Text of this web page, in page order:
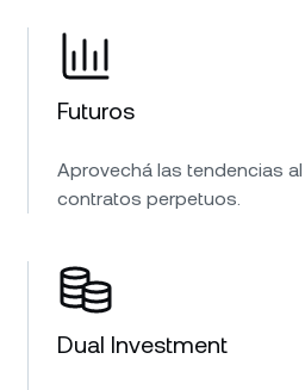
Futuros
Aprovechá las tendencias
contratos perpetuos.
Dual Investment